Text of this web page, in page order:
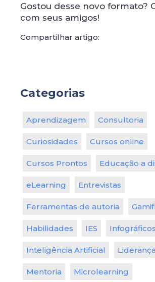
Gostou desse novo formato?
com seus amigos!
Compartilhar artigo:
Categorias
Aprendizagem Consultoria
Curiosidades Cursos online
Cursos Prontos Educação a
eLearning Entrevistas
Ferramentas de autoria
Habilidades IES Infográficos
Inteligência Artificial Liderança
Mentoria Microlearning